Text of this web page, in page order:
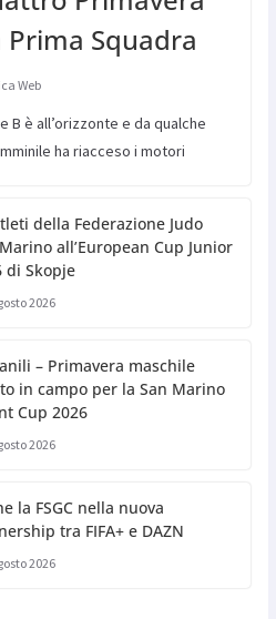
Squadra
Web
B è all’orizzonte e da qualche
ha riacceso i motori
della Federazione Judo
all’European Cup Junior
di Skopje
2026
– Primavera maschile
in campo per la San Marino
Cup 2026
2026
la FSGC nella nuova
tra FIFA+ e DAZN
2026